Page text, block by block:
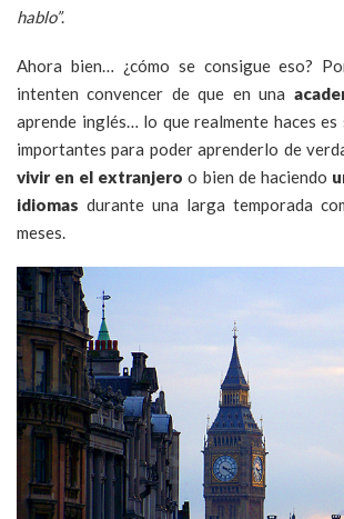
hablo”.
Ahora bien… ¿cómo se consigue eso?
intenten convencer de que en una
aprende inglés… lo que realmente haces es
importantes para poder aprenderlo de
vivir en el extranjero o bien de haciendo
idiomas durante una larga temporada
meses.